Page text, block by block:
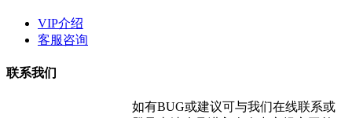
VIP介绍
客服咨询
联系我们
如有BUG或建议可与我们在线联系或